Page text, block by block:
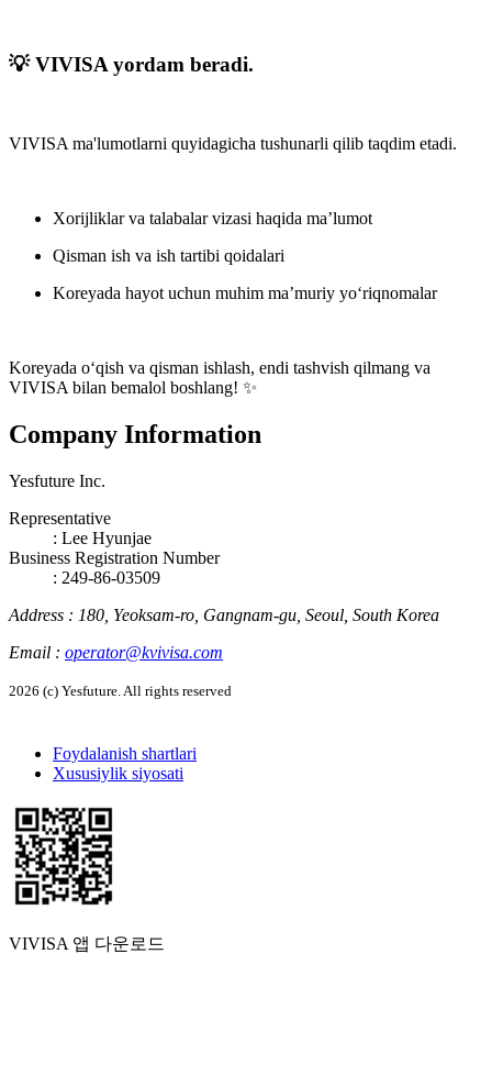
💡 VIVISA yordam beradi.
VIVISA ma'lumotlarni quyidagicha tushunarli qilib taqdim etadi.
Xorijliklar va talabalar vizasi haqida ma’lumot
Qisman ish va ish tartibi qoidalari
Koreyada hayot uchun muhim ma’muriy yo‘riqnomalar
Koreyada o‘qish va qisman ishlash, endi tashvish qilmang va
VIVISA bilan bemalol boshlang! ✨
Company Information
Yesfuture Inc.
Representative
: Lee Hyunjae
Business Registration Number
: 249-86-03509
Address : 180, Yeoksam-ro, Gangnam-gu, Seoul, South Korea
Email : operator@kvivisa.com
2026 (c) Yesfuture. All rights reserved
Foydalanish shartlari
Xususiylik siyosati
VIVISA 앱 다운로드